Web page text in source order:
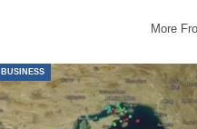
More
BUSINESS